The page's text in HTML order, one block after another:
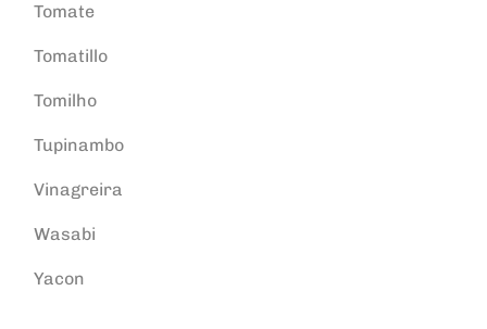
Tomate
Tomatillo
Tomilho
Tupinambo
Vinagreira
Wasabi
Yacon